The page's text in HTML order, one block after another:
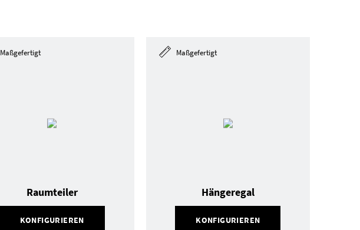
Maßgefertigt
KONFIGURIEREN
Raumteiler
Maßgefertigt
KONFIGURIEREN
Hängeregal